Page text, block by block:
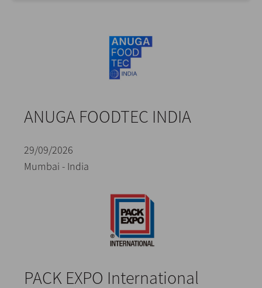
ANUGA FOODTEC INDIA
29/09/2026
Mumbai - India
PACK EXPO International